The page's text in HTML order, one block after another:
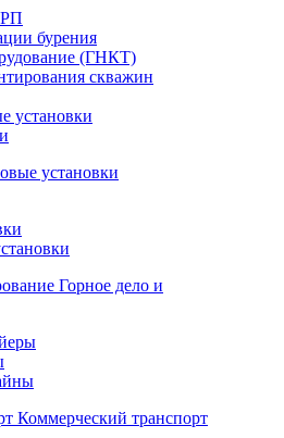
бурения
(ГНКТ)
скважин
установки
установки
Горное дело и
Коммерческий транспорт